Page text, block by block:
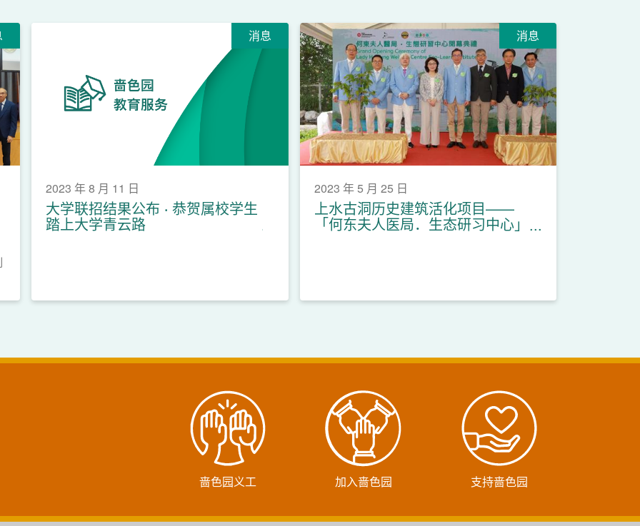
消息
2023 年 8 月 11 日
大学联招结果公布 ‧ 恭贺属校学生
踏上大学青云路
消息
2023 年 5 月 25 日
上水古洞历史建筑活化项目——
「何东夫人医局．生态研习中心」
啬色园义工 加入啬色园 支持啬色园